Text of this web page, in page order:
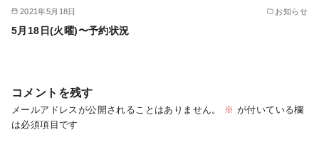
2021年5月18日 お知らせ
5月18日(火曜)〜予約状況
コメントを残す
メールアドレスが公開されることはありません。 ※ が付いている欄
は必須項目です